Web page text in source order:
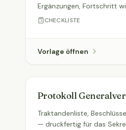
Ergänzungen, Fortschritt
CHECKLISTE
Vorlage öffnen
Protokoll
Traktandenliste,
— druckfertig für das